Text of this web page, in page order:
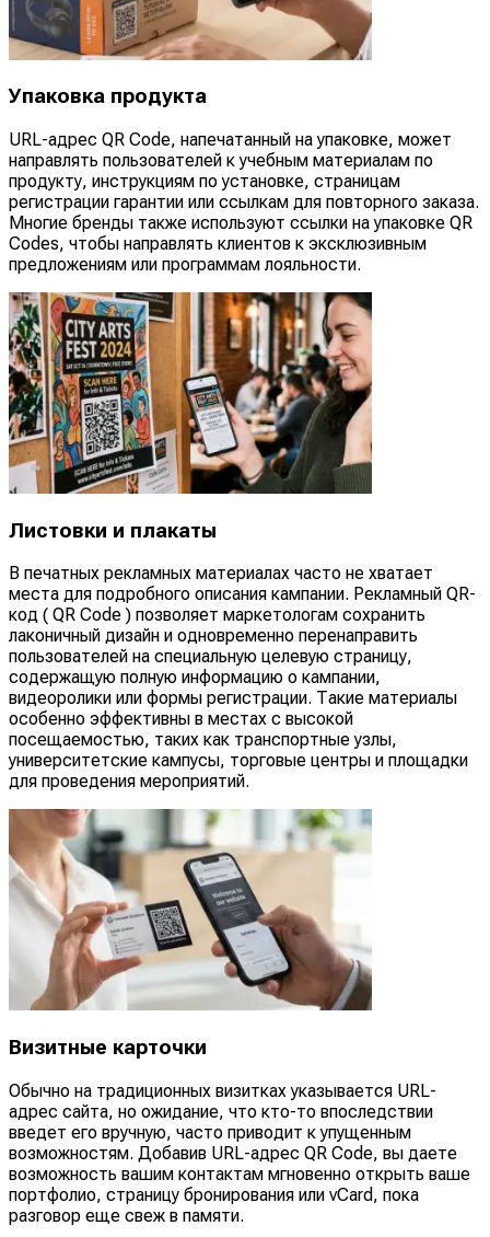
Упаковка продукта
URL-адрес QR Code, напечатанный на упаковке, может
направлять пользователей к учебным материалам по
продукту, инструкциям по установке, страницам
регистрации гарантии или ссылкам для повторного заказа.
Многие бренды также используют ссылки на упаковке QR
Codes, чтобы направлять клиентов к эксклюзивным
предложениям или программам лояльности.
Листовки и плакаты
В печатных рекламных материалах часто не хватает
места для подробного описания кампании. Рекламный QR-
код ( QR Code ) позволяет маркетологам сохранить
лаконичный дизайн и одновременно перенаправить
пользователей на специальную целевую страницу,
содержащую полную информацию о кампании,
видеоролики или формы регистрации. Такие материалы
особенно эффективны в местах с высокой
посещаемостью, таких как транспортные узлы,
университетские кампусы, торговые центры и площадки
для проведения мероприятий.
Визитные карточки
Обычно на традиционных визитках указывается URL-
адрес сайта, но ожидание, что кто-то впоследствии
введет его вручную, часто приводит к упущенным
возможностям. Добавив URL-адрес QR Code, вы даете
возможность вашим контактам мгновенно открыть ваше
портфолио, страницу бронирования или vCard, пока
разговор еще свеж в памяти.